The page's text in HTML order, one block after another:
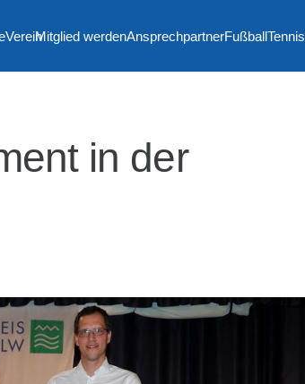
VereinMitglied werdenAnsprechpartnerFußballTennis
in der